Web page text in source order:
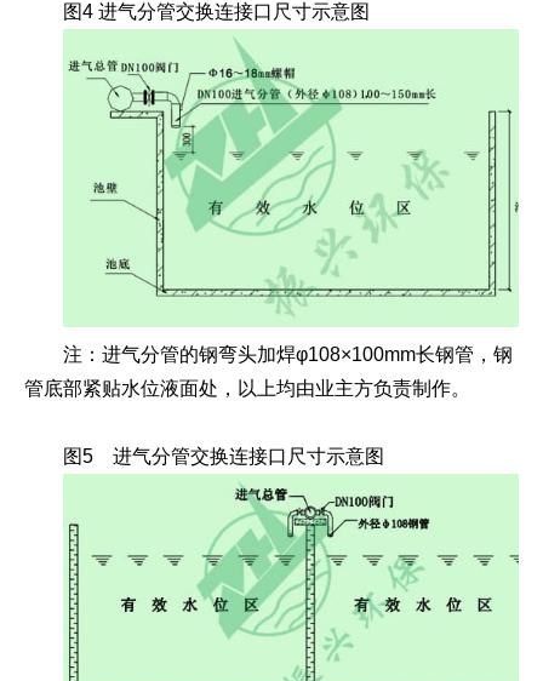
图4 进气分管交换连接口尺寸示意图
注：进气分管的钢弯头加焊φ108×100mm长钢管，钢
管底部紧贴水位液面处，以上均由业主方负责制作。
图5 进气分管交换连接口尺寸示意图